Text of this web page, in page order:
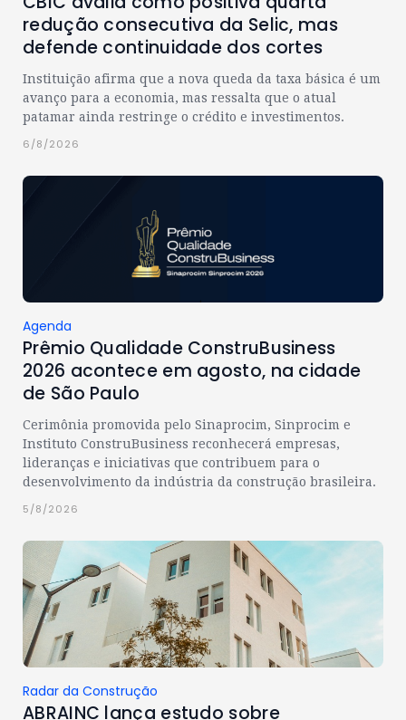
redução consecutiva da Selic, mas
defende continuidade dos cortes
Instituição afirma que a nova queda da taxa básica é um
avanço para a economia, mas ressalta que o atual
patamar ainda restringe o crédito e investimentos.
6/8/2026
Agenda
Prêmio Qualidade ConstruBusiness
2026 acontece em agosto, na cidade
de São Paulo
Cerimônia promovida pelo Sinaprocim, Sinprocim e
Instituto ConstruBusiness reconhecerá empresas,
lideranças e iniciativas que contribuem para o
desenvolvimento da indústria da construção brasileira.
5/8/2026
Radar da Construção
ABRAINC lança estudo sobre